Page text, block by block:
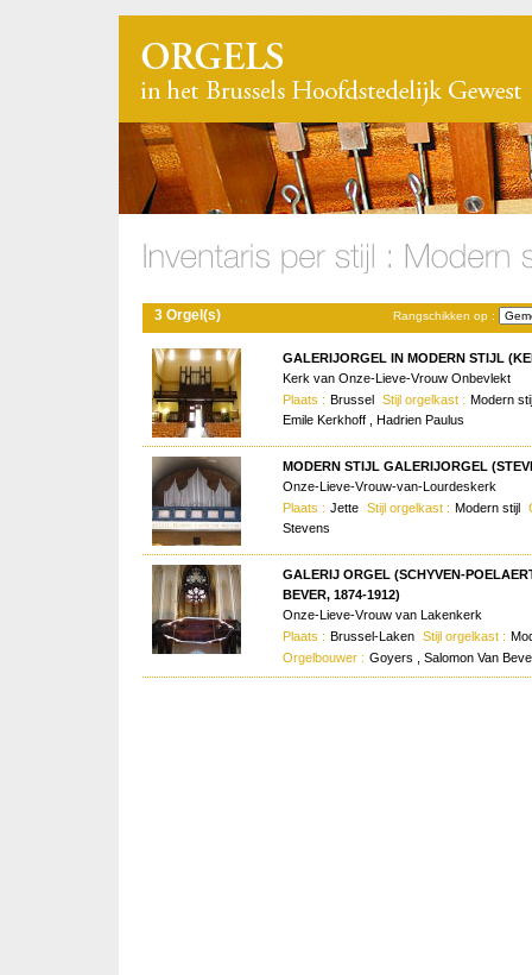
Rangschikken op :
3 Orgel(s)
GALERIJORGEL IN MODERN STIJL
Kerk van Onze-Lieve-Vrouw Onbevlekt
Plaats : Brussel Stijl orgelkast : Modern
Emile Kerkhoff , Hadrien Paulus
MODERN STIJL GALERIJORGEL
Onze-Lieve-Vrouw-van-Lourdeskerk
Plaats : Jette Stijl orgelkast : Modern stijl
Stevens
GALERIJ ORGEL (SCHYVEN-
BEVER, 1874-1912)
Onze-Lieve-Vrouw van Lakenkerk
Plaats : Brussel-Laken Stijl orgelkast :
Orgelbouwer : Goyers , Salomon Van